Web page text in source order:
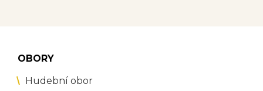
OBORY
Hudební obor